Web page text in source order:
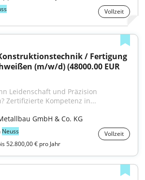
Vollzeit
/ Fertigung
(m/w/d) (48000.00 EUR
Leidenschaft und Präzision
Zertifizierte Kompetenz in...
GmbH & Co. KG
Neuss
Vollzeit
52.800,00 € pro Jahr